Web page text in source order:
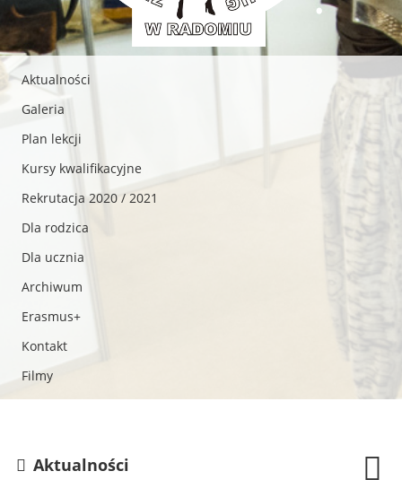
Aktualności
Galeria
Plan lekcji
Kursy kwalifikacyjne
Rekrutacja 2020 / 2021
Dla rodzica
Dla ucznia
Archiwum
Erasmus+
Kontakt
Filmy
Aktualności